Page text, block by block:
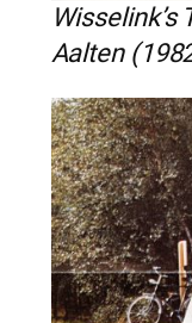
Wisselink’s
Aalten